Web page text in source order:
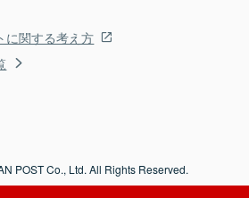
に関する考え方
POST Co., Ltd. All Rights Reserved.